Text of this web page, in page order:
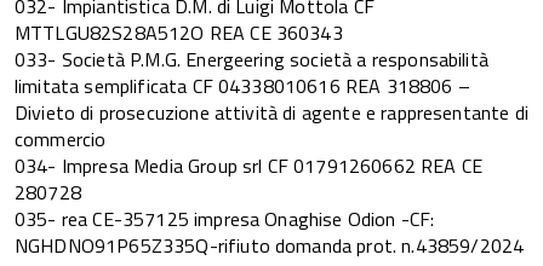
032- Impiantistica D.M. di Luigi Mottola CF
MTTLGU82S28A512O REA CE 360343
033- Società P.M.G. Energeering società a responsabilità
limitata semplificata CF 04338010616 REA 318806 –
Divieto di prosecuzione attività di agente e rappresentante di
commercio
034- Impresa Media Group srl CF 01791260662 REA CE
280728
035- rea CE-357125 impresa Onaghise Odion -CF:
NGHDNO91P65Z335Q-rifiuto domanda prot. n.43859/2024